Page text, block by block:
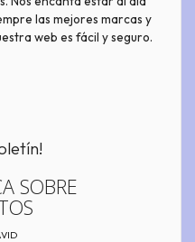
las mejores marcas y
web es fácil y seguro.
SOBRE